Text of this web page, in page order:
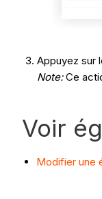
Appuyez sur
Note:Ce
Voir
Modifier une